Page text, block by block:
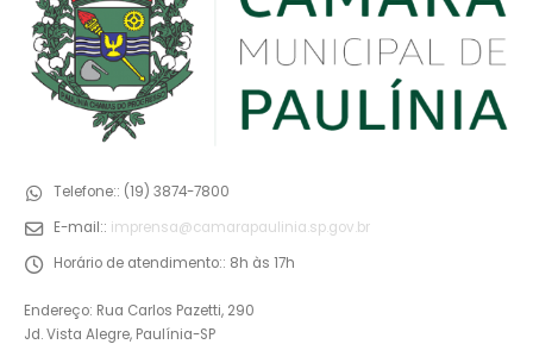
Telefone:: (19) 3874-7800
E-mail:: imprensa@camarapaulinia.sp.gov.br
Horário de atendimento:: 8h às 17h
Endereço: Rua Carlos Pazetti, 290
Jd. Vista Alegre, Paulínia-SP